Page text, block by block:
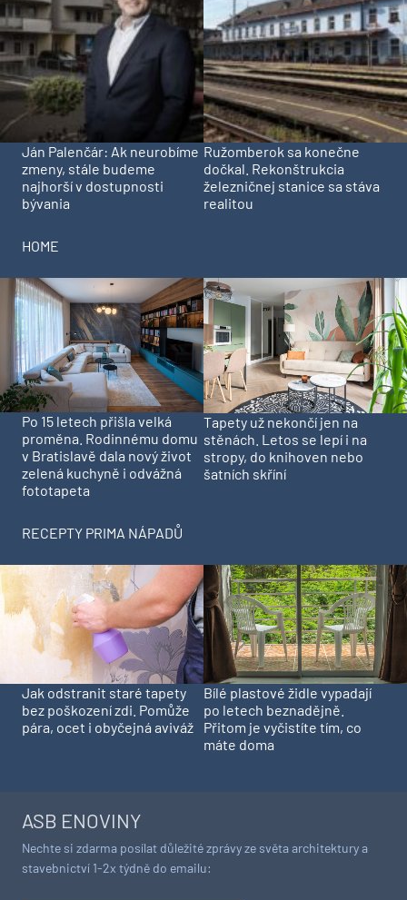
Ján Palenčár: Ak neurobíme
zmeny, stále budeme
najhorší v dostupnosti
bývania
Ružomberok sa konečne
dočkal. Rekonštrukcia
železničnej stanice sa stáva
realitou
HOME
Po 15 letech přišla velká
proměna. Rodinnému domu
v Bratislavě dala nový život
zelená kuchyně i odvážná
fototapeta
Tapety už nekončí jen na
stěnách. Letos se lepí i na
stropy, do knihoven nebo
šatních skříní
RECEPTY PRIMA NÁPADŮ
Jak odstranit staré tapety
bez poškození zdi. Pomůže
pára, ocet i obyčejná aviváž
Bílé plastové židle vypadají
po letech beznadějně.
Přitom je vyčistíte tím, co
máte doma
ASB ENOVINY
Nechte si zdarma posílat důležité zprávy ze světa architektury a
stavebnictví 1-2x týdně do emailu: